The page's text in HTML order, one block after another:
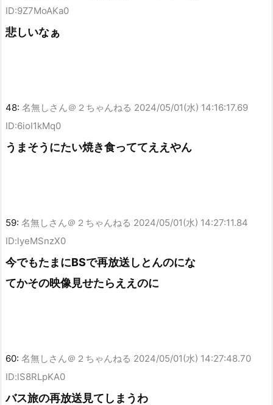
ID:9Z7MoAKa0
悲しいなぁ
48: 名無しさん＠２ちゃんねる 2024/05/01(水) 14:16:17.69
ID:6ioI1kMq0
うまそうにたい焼き食っててええやん
59: 名無しさん＠２ちゃんねる 2024/05/01(水) 14:27:11.84
ID:lyeMSnzX0
今でもたまにBSで再放送しとんのにな
てかその映像見せたらええのに
60: 名無しさん＠２ちゃんねる 2024/05/01(水) 14:27:48.70
ID:lS8RLpKA0
バス旅の再放送見てしまうわ